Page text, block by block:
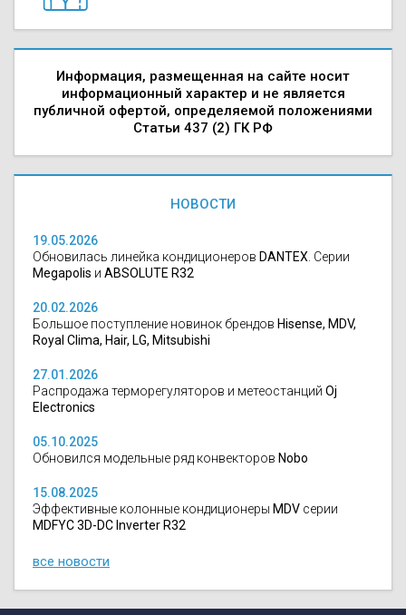
Информация, размещенная на сайте носит
информационный характер и не является
публичной офертой, определяемой положениями
Статьи 437 (2) ГК РФ
НОВОСТИ
19.05.2026
Обновилась линейка кондиционеров DANTEX . Серии
Megapolis и ABSOLUTE R32
20.02.2026
Большое поступление новинок брендов Hisense, MDV,
Royal Clima, Hair, LG, Mitsubishi
27.01.2026
Распродажа терморегуляторов и метеостанций Oj
Electronics
05.10.2025
Обновился модельные ряд конвекторов Nobo
15.08.2025
Эффективные колонные кондиционеры MDV серии
MDFYC 3D-DC Inverter R32
все новости